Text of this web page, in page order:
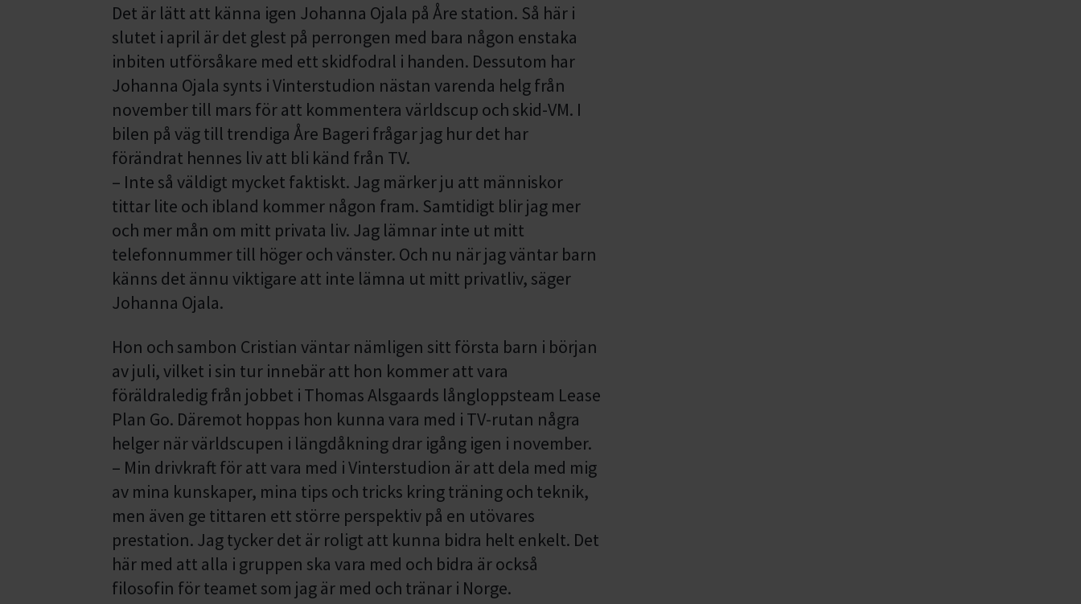
Det är lätt att känna igen Johanna Ojala på Åre station. Så här i
slutet i april är det glest på perrongen med bara någon enstaka
inbiten utförsåkare med ett skidfodral i handen. Dessutom har
Johanna Ojala synts i Vinterstudion nästan varenda helg från
november till mars för att kommentera världscup och skid-VM. I
bilen på väg till trendiga Åre Bageri frågar jag hur det har
förändrat hennes liv att bli känd från TV.
– Inte så väldigt mycket faktiskt. Jag märker ju att människor
tittar lite och ibland kommer någon fram. Samtidigt blir jag mer
och mer mån om mitt privata liv. Jag lämnar inte ut mitt
telefonnummer till höger och vänster. Och nu när jag väntar barn
känns det ännu viktigare att inte lämna ut mitt privatliv, säger
Johanna Ojala.
Hon och sambon Cristian väntar nämligen sitt första barn i början
av juli, vilket i sin tur innebär att hon kommer att vara
föräldraledig från jobbet i Thomas Alsgaards långloppsteam Lease
Plan Go. Däremot hoppas hon kunna vara med i TV-rutan några
helger när världscupen i längdåkning drar igång igen i november.
– Min drivkraft för att vara med i Vinterstudion är att dela med mig
av mina kunskaper, mina tips och tricks kring träning och teknik,
men även ge tittaren ett större perspektiv på en utövares
prestation. Jag tycker det är roligt att kunna bidra helt enkelt. Det
här med att alla i gruppen ska vara med och bidra är också
filosofin för teamet som jag är med och tränar i Norge.